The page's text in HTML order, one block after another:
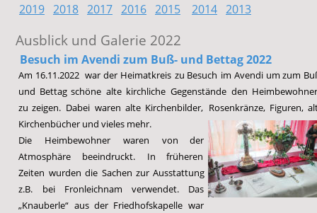
Ausblick und Galerie 2022
Besuch im Avendi zum Buß- und Bettag 2022
Am 16.11.2022 war der Heimatkreis zu Besuch im Avendi um zum
und Bettag schöne alte kirchliche Gegenstände den
zu zeigen. Dabei waren alte Kirchenbilder, Rosenkränze, Figuren,
Kirchenbücher und vieles mehr.
Die
Heimbewohner waren von
der
Atmosphäre
beeindruckt. In
früheren
Zeiten wurden die Sachen zur Ausstattung
z.B.
bei Fronleichnam verwendet.
Das
„Knauberle“ aus der Friedhofskapelle war
2019 2018 2017 2016 2015 2014 2013